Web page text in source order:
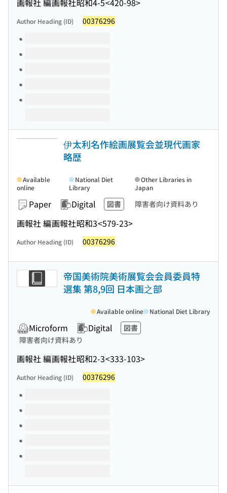
Author Heading (ID) 00376296
Volumes of this title
伊太利名作絵画展覧会並現代画家
略歴
Paper Digital 図書 障害者向け資料あり
画報社 編画報社昭和3<579-23>
Available
online
National Diet
Library
Other Libraries in
Japan
Author Heading (ID) 00376296
帝国美術院美術展覧会会員委員特
選集 第8,9回 日本画之部
Microform Digital
図書
障害者向け資料あり
画報社 編画報社昭和2-3<333-103>
Available online National Diet Library
Author Heading (ID) 00376296
Volumes of this title